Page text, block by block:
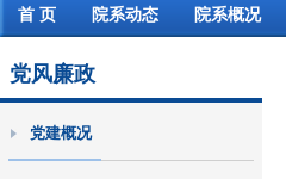
首 页 院系动态 院系概况
党风廉政
党建概况